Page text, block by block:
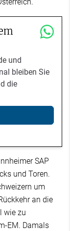
und
bleiben Sie
die
SAP
und Toren.
um
an die
wie zu
EM. Damals